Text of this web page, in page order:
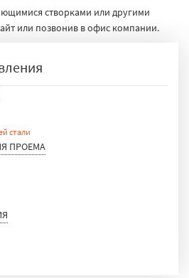
створками или другими
или позвонив в офис компании.
стали
ПРОЕМА